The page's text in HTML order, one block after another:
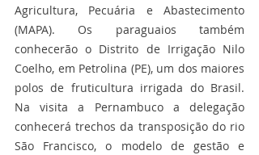
Agricultura, Pecuária e Abastecimento
(MAPA). Os paraguaios também
conhecerão o Distrito de Irrigação Nilo
Coelho, em Petrolina (PE), um dos maiores
polos de fruticultura irrigada do Brasil.
Na visita a Pernambuco a delegação
conhecerá trechos da transposição do rio
São Francisco, o modelo de gestão e